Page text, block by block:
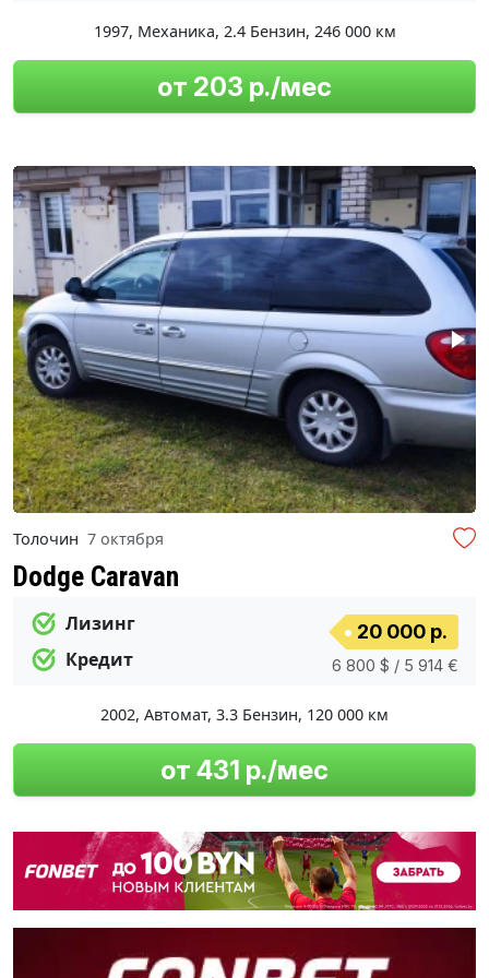
1997, Механика, 2.4 Бензин, 246 000 км
от 203 р./мес
Толочин 7 октября
Dodge Caravan
Лизинг
Кредит
20 000 р.
6 800 $ / 5 914 €
2002, Автомат, 3.3 Бензин, 120 000 км
от 431 р./мес